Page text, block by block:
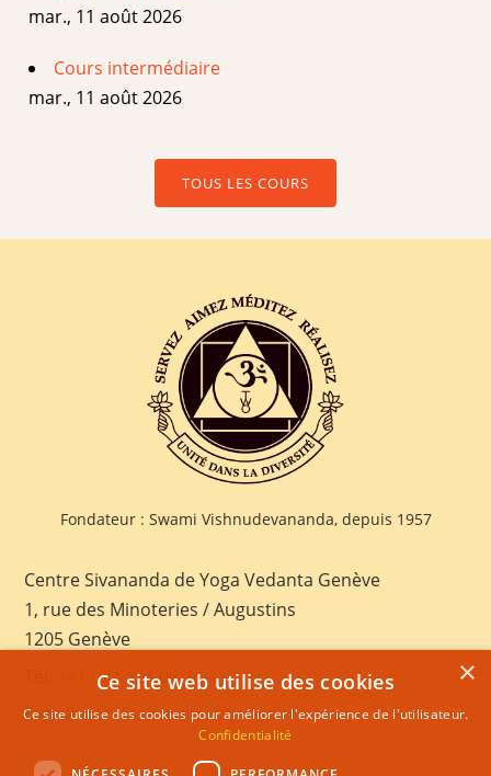
mar., 11 août 2026
Cours intermédiaire
mar., 11 août 2026
TOUS LES COURS
Fondateur : Swami Vishnudevananda, depuis 1957
Centre Sivananda de Yoga Vedanta Genève
1, rue des Minoteries / Augustins
1205 Genève
+41 022 328 03 28
E-mail:geneva@sivananda.net
×
Ce site web utilise des cookies
Ce site utilise des cookies pour améliorer l'expérience de l'utilisateur.
Confidentialité